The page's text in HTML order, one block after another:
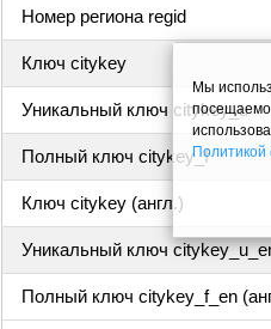
Номер региона regid
Ключ citykey
Уникальный ключ citykey_u
Полный ключ citykey_f
Ключ citykey (англ.)
Уникальный ключ
Полный ключ citykey_f_en
Мы
Политикой